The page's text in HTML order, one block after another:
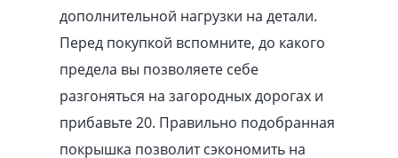
дополнительной нагрузки на детали.
Перед покупкой вспомните, до какого
предела вы позволяете себе
разгоняться на загородных дорогах и
прибавьте 20. Правильно подобранная
покрышка позволит сэкономить на